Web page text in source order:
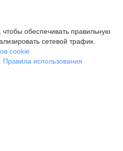
обеспечивать правильную
сетевой трафик.
cookie
Правила использования